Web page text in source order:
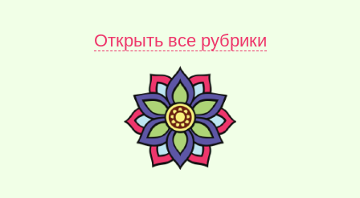
Открыть все рубрики